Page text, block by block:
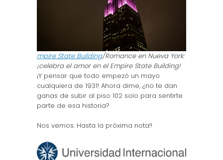
mpire State Building/Romance en Nueva York:
¡celebra el amor en el Empire State Building!
¡Y pensar que todo empezó un mayo
cualquiera de 1931! Ahora dime, ¿no te dan
ganas de subir al piso 102 solo para sentirte
parte de esa historia?
Nos vemos. Hasta la próxima nota!!